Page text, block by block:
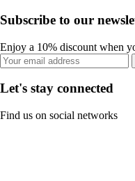
Subscribe to our
Enjoy a 10% discount when
Let's stay connected
Find us on social networks